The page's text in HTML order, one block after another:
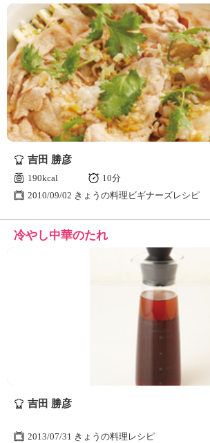
吉田 勝彦
190kcal
10分
2010/09/02 きょうの料理ビギナーズレシピ
冷やし中華のたれ
吉田 勝彦
2013/07/31 きょうの料理レシピ